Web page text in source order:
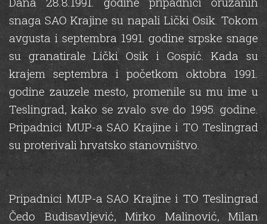
snaga SAO Krajine su napali Lički Osik. Tokom
avgusta i septembra 1991. godine srpske snage
su granatirale Lički Osik i Gospić. Kada su
krajem septembra i početkom oktobra 1991.
godine zauzele mesto, promenile su mu ime u
Teslingrad, kako se zvalo sve do 1995. godine.
Pripadnici MUP-a SAO Krajine i TO Teslingrad
su proterivali hrvatsko stanovništvo.
Pripadnici MUP-a SAO Krajine i TO Teslingrad
Čedo Budisavljević, Mirko Malinović, Milan